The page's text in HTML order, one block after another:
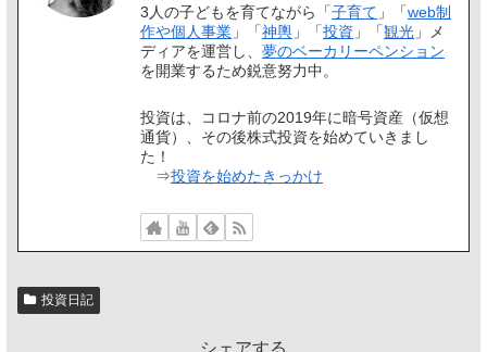
3人の子どもを育てながら「子育て 」「web制
作や個人事業 」「神輿 」「投資 」「観光 」メ
ディアを運営し、夢のベーカリーペンション
を開業するため鋭意努力中。
投資は、コロナ前の2019年に暗号資産（仮想
通貨）、その後株式投資を始めていきまし
た！
⇒投資を始めたきっかけ
投資日記
シェアする